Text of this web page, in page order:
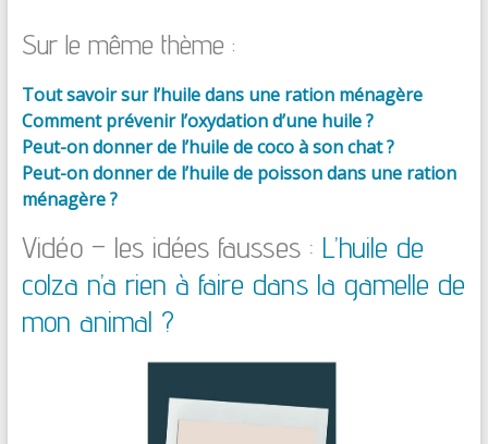
Sur le même thème :
Tout savoir sur l’huile dans une ration ménagère
Comment prévenir l’oxydation d’une huile ?
Peut-on donner de l’huile de coco à son chat ?
Peut-on donner de l’huile de poisson dans une ration
ménagère ?
Vidéo – les idées fausses : L’huile de
colza n’a rien à faire dans la gamelle de
mon animal ?